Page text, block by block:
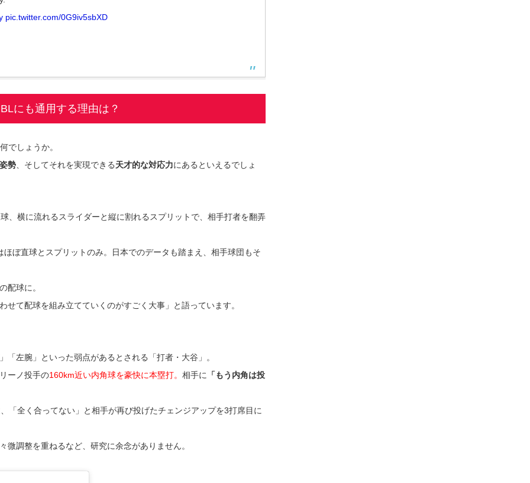
pic.twitter.com/0G9iv5sbXD
にも通用する理由は？
でしょうか。
勢 、そしてそれを実現できる天才的な対応力にあるといえるでしょ
、横に流れるスライダーと縦に割れるスプリットで、相手打者を翻弄
ぼ直球とスプリットのみ。日本でのデータも踏まえ、相手球団もそ
配球に。
て配球を組み立てていくのがすごく大事」と語っています。
左腕」といった弱点があるとされる「打者・大谷」。
ーノ投手の160km近い内角球を豪快に本塁打。 相手に
「もう内角は投
「全く合ってない」と相手が再び投げたチェンジアップを3打席目に
調整を重ねるなど、研究に余念がありません。